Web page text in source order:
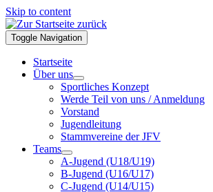
Skip to content
Toggle Navigation
Startseite
Über uns
Sportliches Konzept
Werde Teil von uns / Anmeldung
Vorstand
Jugendleitung
Stammvereine der JFV
Teams
A-Jugend (U18/U19)
B-Jugend (U16/U17)
C-Jugend (U14/U15)